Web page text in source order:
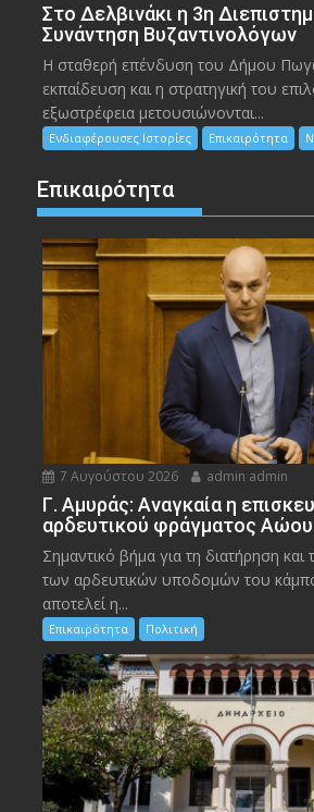
Στο Δελβινάκι η 3η
Συνάντηση Βυζαντινολόγων
Η σταθερή επένδυση του Δήμου
εκπαίδευση και η στρατηγική του
εξωστρέφεια μετουσιώνονται...
Ενδιαφέρουσες Ιστορίες Επικαιρότητα
Επικαιρότητα
7 Αυγούστου 2026 admin admin
Γ. Αμυράς: Αναγκαία η
αρδευτικού φράγματος Αώου
Σημαντικό βήμα για τη διατήρηση και
των αρδευτικών υποδομών του
αποτελεί η...
Επικαιρότητα Πολιτική